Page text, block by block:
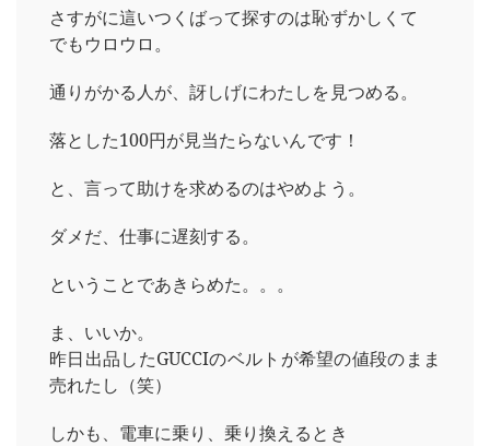
さすがに這いつくばって探すのは恥ずかしくて
でもウロウロ。
通りがかる人が、訝しげにわたしを見つめる。
落とした100円が見当たらないんです！
と、言って助けを求めるのはやめよう。
ダメだ、仕事に遅刻する。
ということであきらめた。。。
ま、いいか。
昨日出品したGUCCIのベルトが希望の値段のまま
売れたし（笑）
しかも、電車に乗り、乗り換えるとき